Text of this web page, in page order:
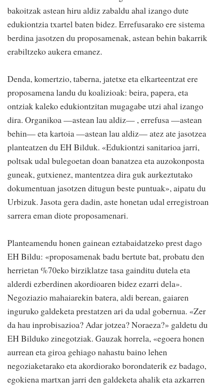
bakoitzak astean hiru aldiz zabaldu ahal izango dute
edukiontzia txartel baten bidez. Errefusarako ere sistema
berdina jasotzen du proposamenak, astean behin bakarrik
erabiltzeko aukera emanez.
Denda, komertzio, taberna, jatetxe eta elkarteentzat ere
proposamena landu du koalizioak: beira, papera, eta
ontziak kaleko edukiontzitan mugagabe utzi ahal izango
dira. Organikoa —astean lau aldiz— , errefusa —astean
behin— eta kartoia —astean lau aldiz— atez ate jasotzea
planteatzen du EH Bilduk. «Edukiontzi sanitarioa jarri,
poltsak udal bulegoetan doan banatzea eta auzokonposta
guneak, gutxienez, mantentzea dira guk aurkeztutako
dokumentuan jasotzen ditugun beste puntuak», aipatu du
Urbizuk. Jasota gera dadin, aste honetan udal erregistroan
sarrera eman diote proposamenari.
Planteamendu honen gainean eztabaidatzeko prest dago
EH Bildu: «proposamenak badu bertute bat, probatu den
herrietan %70eko birziklatze tasa gainditu dutela eta
alderdi ezberdinen akordioaren bidez ezarri dela».
Negoziazio mahaiarekin batera, aldi berean, gaiaren
inguruko galdeketa prestatzen ari da udal gobernua. «Zer
da hau inprobisazioa? Adar jotzea? Noraeza?» galdetu du
EH Bilduko zinegotziak. Gauzak horrela, «egoera honen
aurrean eta giroa gehiago nahastu baino lehen
negoziaketarako eta akordiorako borondaterik ez badago,
egokiena martxan jarri den galdeketa ahalik eta azkarren